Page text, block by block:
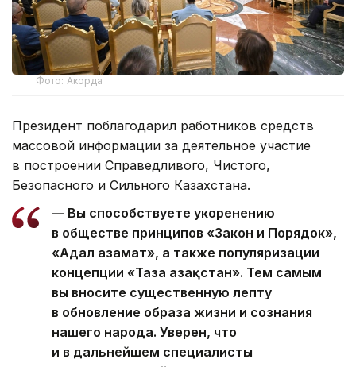
Фото: Акорда
Президент поблагодарил работников средств
массовой информации за деятельное участие
в построении Справедливого, Чистого,
Безопасного и Сильного Казахстана.
— Вы способствуете укоренению
в обществе принципов «Закон и Порядок»,
«Адал азамат», а также популяризации
концепции «Таза Қазақстан». Тем самым
вы вносите существенную лепту
в обновление образа жизни и сознания
нашего народа. Уверен, что
и в дальнейшем специалисты